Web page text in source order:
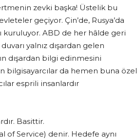
zevki başka! Üstelik bu
geçiyor. Çin’de, Rusya’da
kuruluyor. ABD de her hâlde geri
yalnız dışardan gelen
dışardan bilgi edinmesini
bilgisayarcılar da hemen buna özel
esprili insanlardır
Basittir.
of Service) denir. Hedefe aynı